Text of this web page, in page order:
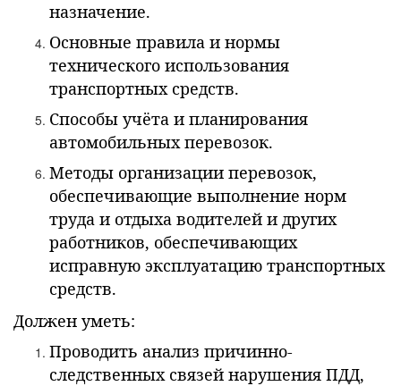
назначение.
Основные правила и нормы
технического использования
транспортных средств.
Способы учёта и планирования
автомобильных перевозок.
Методы организации перевозок,
обеспечивающие выполнение норм
труда и отдыха водителей и других
работников, обеспечивающих
исправную эксплуатацию транспортных
средств.
Должен уметь:
Проводить анализ причинно-
следственных связей нарушения ПДД,